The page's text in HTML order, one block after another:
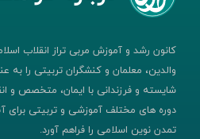
کانون رشد و آموزش مربی تراز انقلاب
والدین، معلمان و کنشگران تربیتی را به
شایسته و فرزندانی با ایمان، متخصص و
دوره های مختلف آموزشی و تربیتی برای
تمدن نوین اسلامی را فراهم آورد.